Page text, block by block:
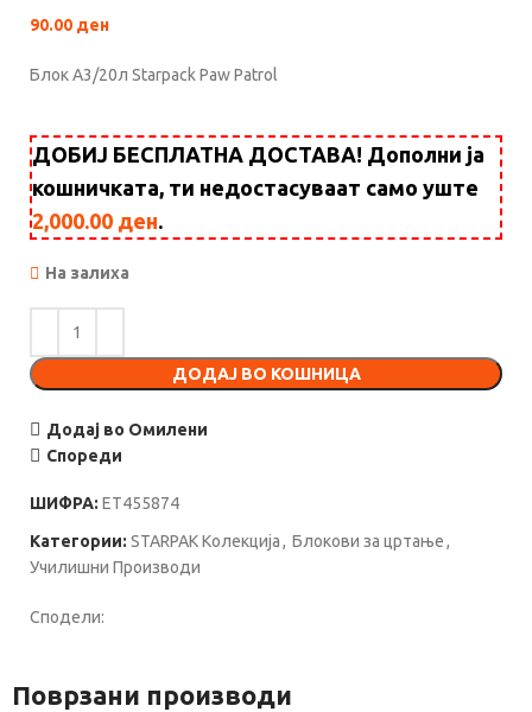
90.00 ден
Блок А3/20л Starpack Paw Patrol
ДОБИЈ БЕСПЛАТНА ДОСТАВА! Дополни ја
кошничката, ти недостасуваат само уште
2,000.00 ден.
На залиха
ДОДАЈ ВО КОШНИЦА
Додај во Омилени
Спореди
ШИФРА: ET455874
Категории: STARPAK Колекција, Блокови за цртање,
Училишни Производи
Сподели:
Поврзани производи